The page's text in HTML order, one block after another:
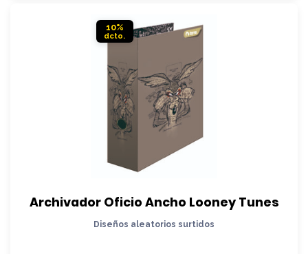
10%
Archivador Oficio Ancho Looney Tunes
Diseños aleatorios surtidos